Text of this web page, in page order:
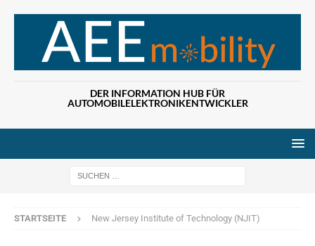
DER INFORMATION HUB FÜR
AUTOMOBILELEKTRONIKENTWICKLER
STARTSEITE New Jersey Institute of Technology (NJIT)